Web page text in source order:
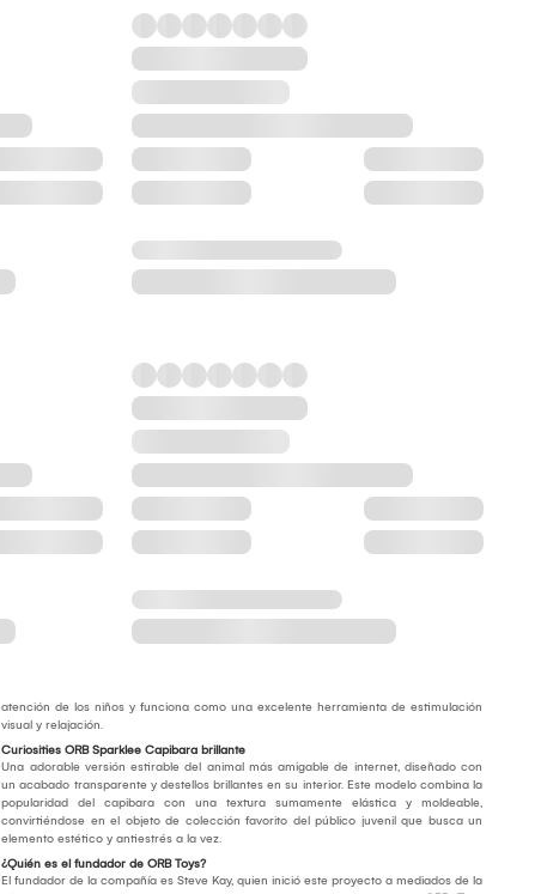
atención de los niños y funciona como una excelente herramienta de estimulación
visual y relajación.
Curiosities ORB Sparklee Capibara brillante
Una adorable versión estirable del animal más amigable de internet, diseñado con
un acabado transparente y destellos brillantes en su interior. Este modelo combina la
popularidad del capibara con una textura sumamente elástica y moldeable,
convirtiéndose en el objeto de colección favorito del público juvenil que busca un
elemento estético y antiestrés a la vez.
¿Quién es el fundador de ORB Toys?
El fundador de la compañía es Steve Kay, quien inició este proyecto a mediados de la